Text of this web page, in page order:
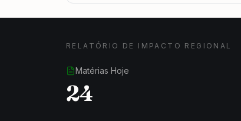
RELATÓRIO DE IMPACTO REGIONAL
Matérias Hoje
24